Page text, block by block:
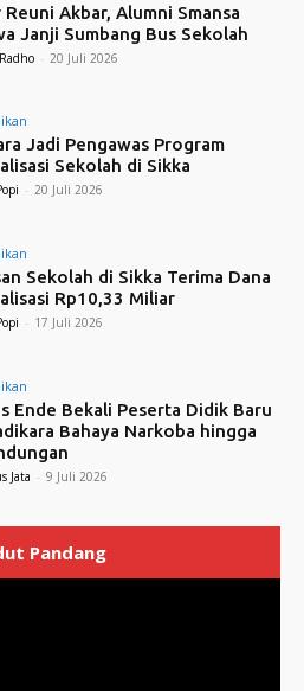
Reuni Akbar, Alumni Smansa
Janji Sumbang Bus Sekolah
- 20 Juli 2026
Jadi Pengawas Program
Sekolah di Sikka
- 20 Juli 2026
Sekolah di Sikka Terima Dana
Rp10,33 Miliar
- 17 Juli 2026
Ende Bekali Peserta Didik Baru
Bahaya Narkoba hingga
Jata - 9 Juli 2026
Pandang